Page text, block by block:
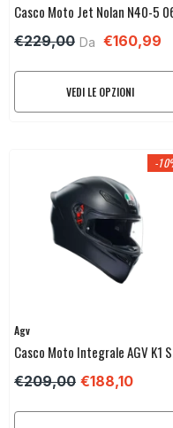
Casco Moto Jet Nolan N40-5
€229,00 Da €160,99
VEDI LE OPZIONI
-
Venditore:
Agv
Casco Moto Integrale AGV K1 S
MATT BLACK Opaco
€209,00 €188,10